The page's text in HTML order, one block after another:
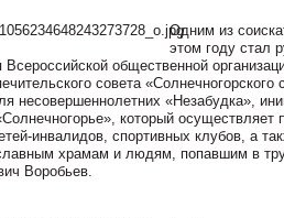
Одним из
этом году стал
общественной
совета «Солнечногорского
несовершеннолетних «Незабудка»,
который осуществляет
инвалидов, спортивных клубов, а
храмам и людям, попавшим в
Воробьев.